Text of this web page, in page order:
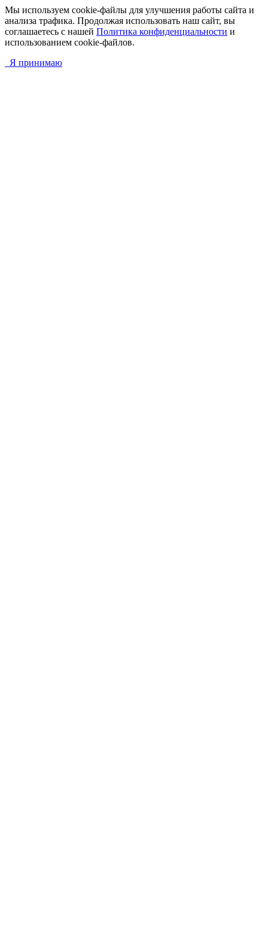
Мы используем cookie-файлы для улучшения работы сайта и
анализа трафика. Продолжая использовать наш сайт, вы
соглашаетесь с нашей Политика конфиденциальности и
использованием cookie-файлов.
Я принимаю